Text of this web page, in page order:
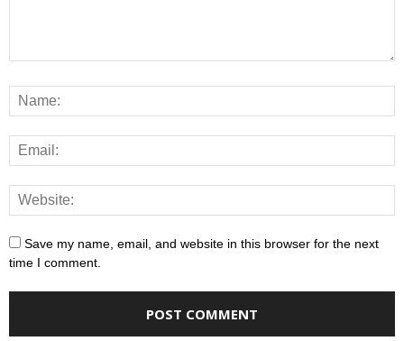
Save my name, email, and website in this browser for the next
time I comment.